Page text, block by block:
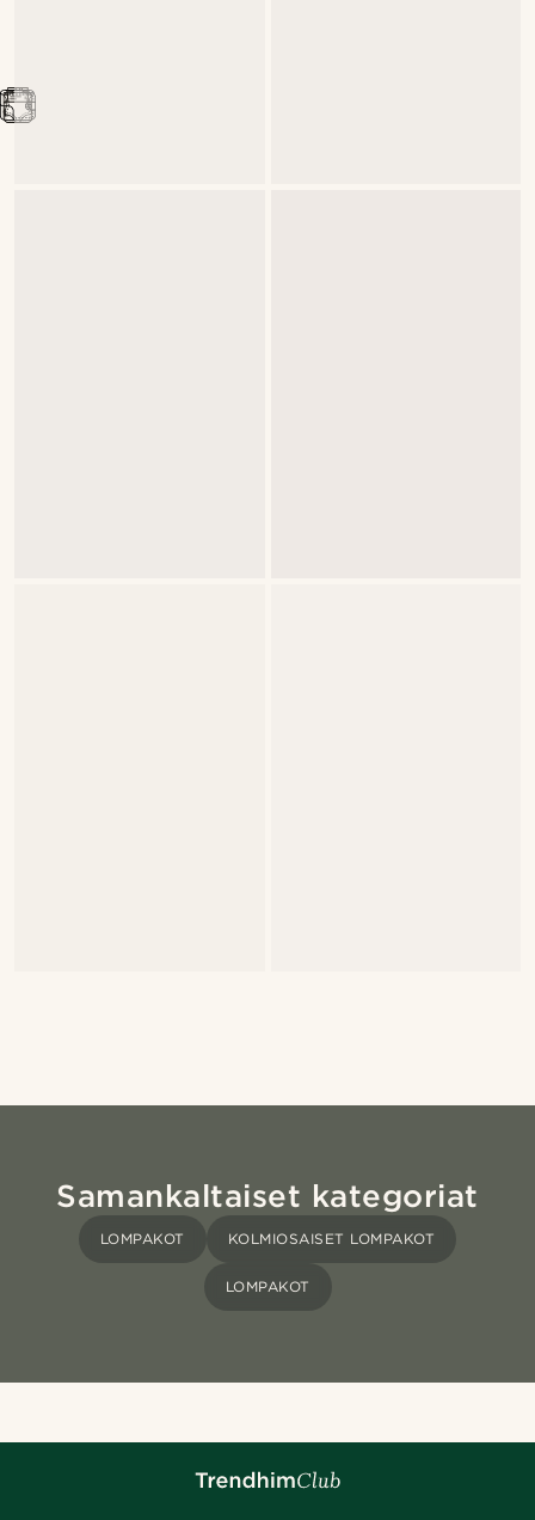
Samankaltaiset kategoriat
LOMPAKOT KOLMIOSAISET LOMPAKOT
LOMPAKOT